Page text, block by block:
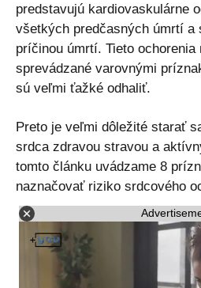
predstavujú kardiovaskulárne
všetkých predčasných úmrtí a
príčinou úmrtí. Tieto ochorenia
sprevádzané varovnými
sú veľmi ťažké odhaliť.
Preto je veľmi dôležité starať
srdca zdravou stravou a
tomto článku uvádzame 8
naznačovať riziko srdcového